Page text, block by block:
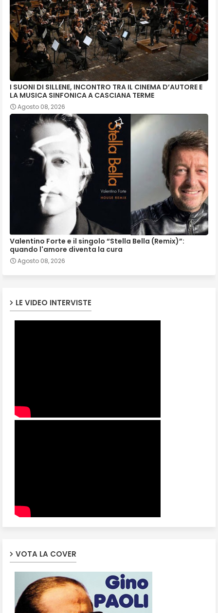
I SUONI DI SILLENE, INCONTRO TRA IL CINEMA D’AUTORE E
LA MUSICA SINFONICA A CASCIANA TERME
Agosto 08, 2026
Valentino Forte e il singolo “Stella Bella (Remix)”:
quando l'amore diventa la cura
Agosto 08, 2026
LE VIDEO INTERVISTE
VOTA LA COVER